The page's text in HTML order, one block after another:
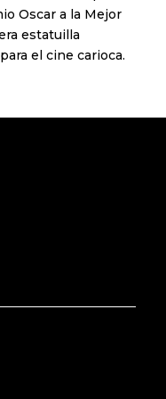
Oscar a la Mejor
estatuilla
el cine carioca.